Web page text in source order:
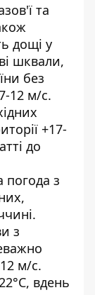
та
дощі у
шквали,
без
12 м/с.
+17-
до
погода з
з
м/с.
вдень